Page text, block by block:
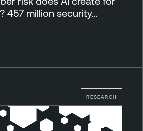
457 million security…
RESEARCH